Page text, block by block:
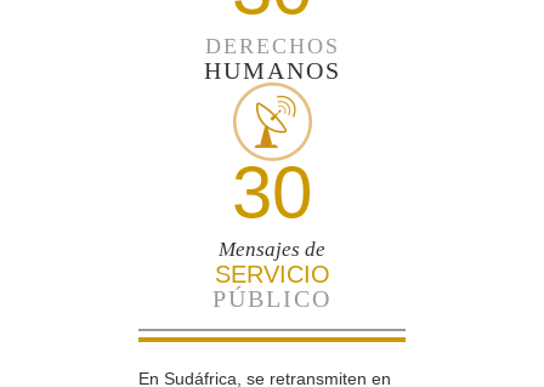
DERECHOS
HUMANOS
30
Mensajes de
SERVICIO
PÚBLICO
En Sudáfrica, se retransmiten en